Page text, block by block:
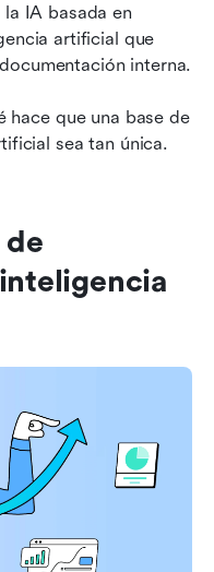
IA basada en
artificial que
interna.
hace que una base de
sea tan única.
de